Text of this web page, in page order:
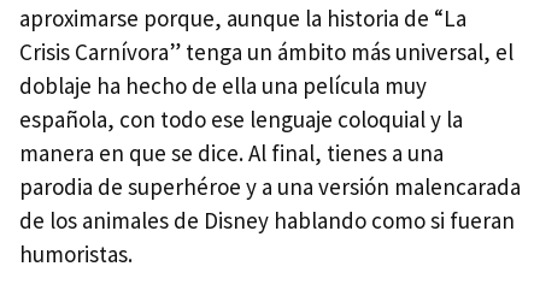
aproximarse porque, aunque la historia de “La
Crisis Carnívora” tenga un ámbito más universal, el
doblaje ha hecho de ella una película muy
española, con todo ese lenguaje coloquial y la
manera en que se dice. Al final, tienes a una
parodia de superhéroe y a una versión malencarada
de los animales de Disney hablando como si fueran
humoristas.